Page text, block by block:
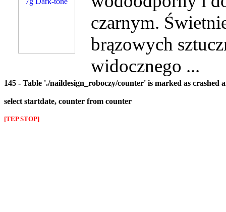
czarnym.
brązowych
widocznego ...
145 - Table './naildesign_roboczy/counter' is marked as crashed
select startdate, counter from counter
[TEP STOP]